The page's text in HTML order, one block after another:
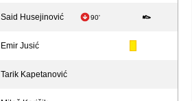
Said Husejinović 90'
Emir Jusić
Tarik Kapetanović